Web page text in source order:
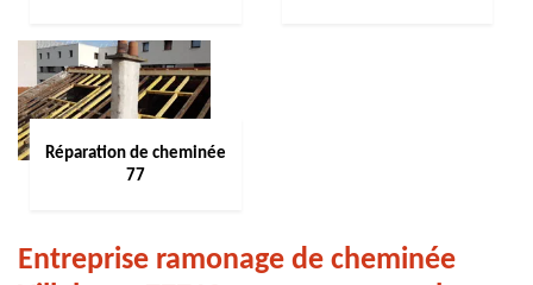
Réparation de cheminée
77
Entreprise ramonage de cheminée